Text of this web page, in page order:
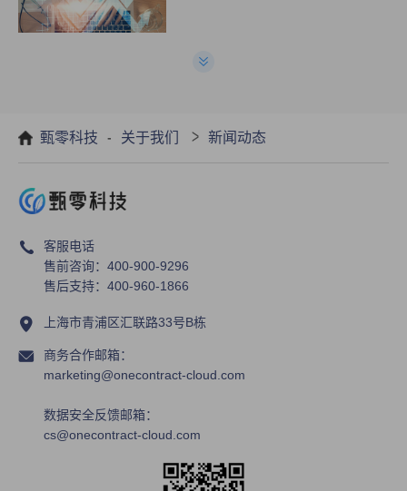
甄零科技 - 关于我们 > 新闻动态
客服电话
售前咨询：400-900-9296
售后支持：400-960-1866
上海市青浦区汇联路33号B栋
商务合作邮箱：
marketing@onecontract-cloud.com
数据安全反馈邮箱：
cs@onecontract-cloud.com